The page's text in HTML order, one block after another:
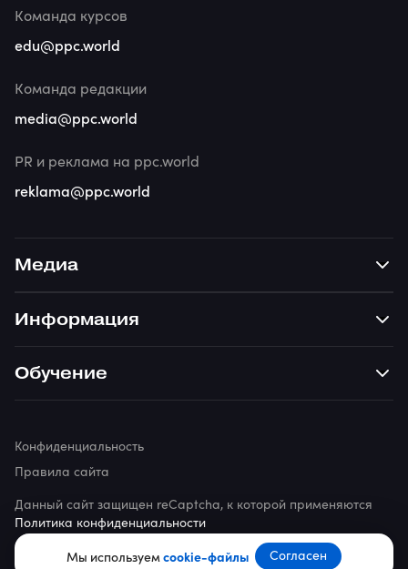
Мы используемcookie-файлы Согласен
Медиа
Информация
Обучение
Команда курсов
edu@ppc.world
Команда редакции
media@ppc.world
PR и реклама на ppc.world
reklama@ppc.world
© 2026 ppc.world
Данный сайт защищен reCaptcha, к которой применяются
Политика конфиденциальности
Конфиденциальность
Правила сайта